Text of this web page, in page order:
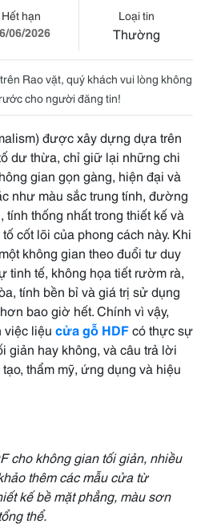
Hết hạn
06/2026
Loại tin
Thường
Rao vặt, quý khách vui lòng không
cho người đăng tin!
được xây dựng dựa trên
dư thừa, chỉ giữ lại những chi
gian gọn gàng, hiện đại và
như màu sắc trung tính, đường
tính thống nhất trong thiết kế và
cốt lõi của phong cách này. Khi
không gian theo đuổi tư duy
tinh tế, không họa tiết rườm rà,
tính bền bỉ và giá trị sử dụng
bao giờ hết. Chính vì vậy,
việc liệu cửa gỗ HDFcó thực sự
giản hay không, và câu trả lời
thẩm mỹ, ứng dụng và hiệu
cho không gian tối giản, nhiều
thêm các mẫu cửa từ
kế bề mặt phẳng, màu sơn
thể.